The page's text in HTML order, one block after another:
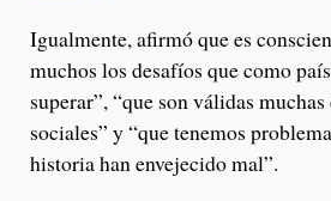
Igualmente, afirmó que es
muchos los desafíos que como
superar”, “que son válidas
sociales” y “que tenemos
historia han envejecido mal”.